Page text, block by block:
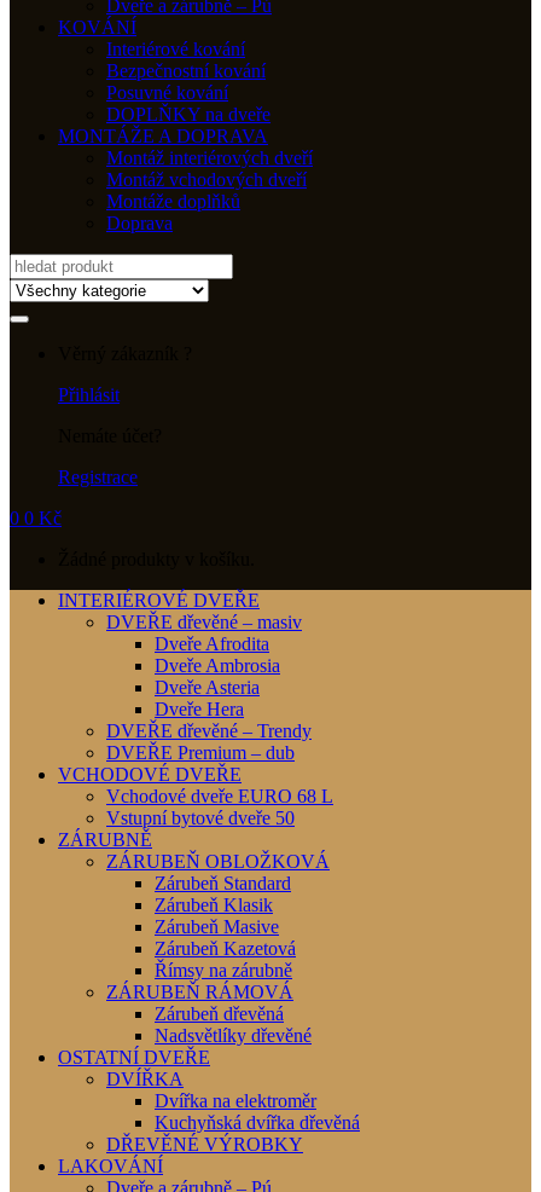
Dveře a zárubně – Pú
KOVÁNÍ
Interiérové kování
Bezpečnostní kování
Posuvné kování
DOPLŇKY na dveře
MONTÁŽE A DOPRAVA
Montáž interiérových dveří
Montáž vchodových dveří
Montáže doplňků
Doprava
Search
for:
Přihlásit
Registrace
0 0 Kč
INTERIÉROVÉ DVEŘE
DVEŘE dřevěné – masiv
Dveře Afrodita
Dveře Ambrosia
Dveře Asteria
Dveře Hera
DVEŘE dřevěné – Trendy
DVEŘE Premium – dub
VCHODOVÉ DVEŘE
Vchodové dveře EURO 68 L
Vstupní bytové dveře 50
ZÁRUBNĚ
ZÁRUBEŇ OBLOŽKOVÁ
Zárubeň Standard
Zárubeň Klasik
Zárubeň Masive
Zárubeň Kazetová
Římsy na zárubně
ZÁRUBEŇ RÁMOVÁ
Zárubeň dřevěná
Nadsvětlíky dřevěné
OSTATNÍ DVEŘE
DVÍŘKA
Dvířka na elektroměr
Kuchyňská dvířka dřevěná
DŘEVĚNÉ VÝROBKY
LAKOVÁNÍ
Dveře a zárubně – Pú